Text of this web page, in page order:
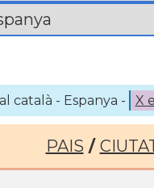
català - Espanya - X
PAIS /